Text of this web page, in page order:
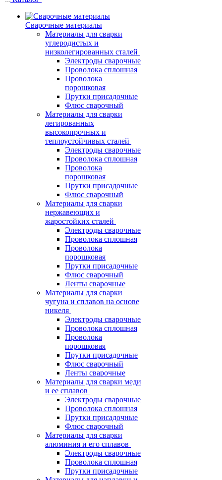
Сварочные материалы
Материалы для сварки
углеродистых и
низколегированных сталей
Электроды сварочные
Проволока сплошная
Проволока
порошковая
Прутки присадочные
Флюс сварочный
Материалы для сварки
легированных
высокопрочных и
теплоустойчивых сталей
Электроды сварочные
Проволока сплошная
Проволока
порошковая
Прутки присадочные
Флюс сварочный
Материалы для сварки
нержавеющих и
жаростойких сталей
Электроды сварочные
Проволока сплошная
Проволока
порошковая
Прутки присадочные
Флюс сварочный
Ленты сварочные
Материалы для сварки
чугуна и сплавов на основе
никеля
Электроды сварочные
Проволока сплошная
Проволока
порошковая
Прутки присадочные
Флюс сварочный
Ленты сварочные
Материалы для сварки меди
и ее сплавов
Электроды сварочные
Проволока сплошная
Прутки присадочные
Флюс сварочный
Материалы для сварки
алюминия и его сплавов
Электроды сварочные
Проволока сплошная
Прутки присадочные